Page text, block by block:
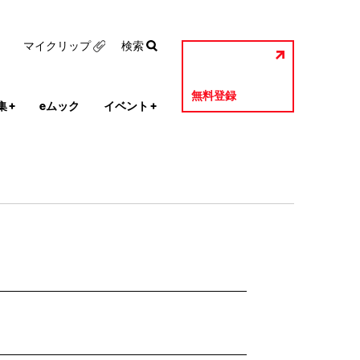
+ eムック イベント +
無料登録
マイクリップ 検索